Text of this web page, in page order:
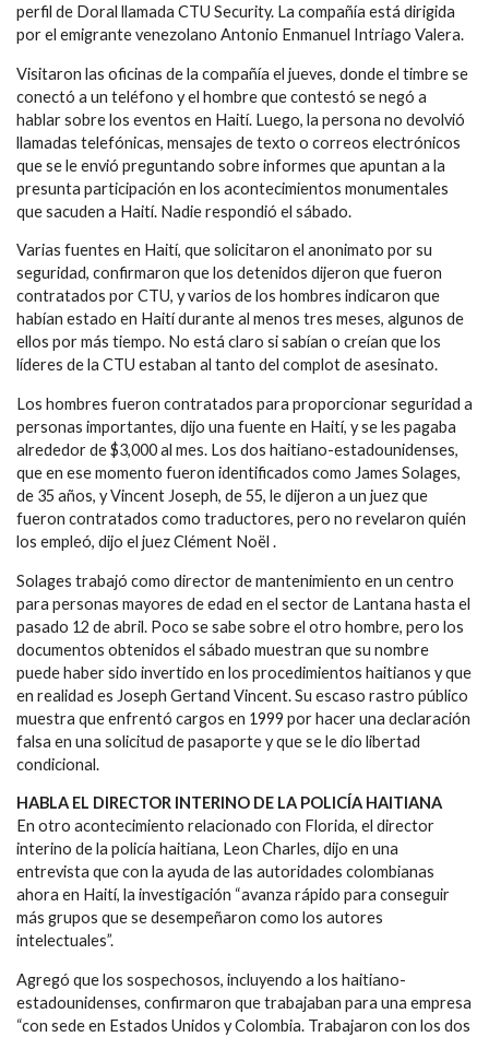
perfil de Doral llamada CTU Security. La compañía está dirigida
por el emigrante venezolano Antonio Enmanuel Intriago Valera.
Visitaron las oficinas de la compañía el jueves, donde el timbre se
conectó a un teléfono y el hombre que contestó se negó a
hablar sobre los eventos en Haití. Luego, la persona no devolvió
llamadas telefónicas, mensajes de texto o correos electrónicos
que se le envió preguntando sobre informes que apuntan a la
presunta participación en los acontecimientos monumentales
que sacuden a Haití. Nadie respondió el sábado.
Varias fuentes en Haití, que solicitaron el anonimato por su
seguridad, confirmaron que los detenidos dijeron que fueron
contratados por CTU, y varios de los hombres indicaron que
habían estado en Haití durante al menos tres meses, algunos de
ellos por más tiempo. No está claro si sabían o creían que los
líderes de la CTU estaban al tanto del complot de asesinato.
Los hombres fueron contratados para proporcionar seguridad a
personas importantes, dijo una fuente en Haití, y se les pagaba
alrededor de $3,000 al mes. Los dos haitiano-estadounidenses,
que en ese momento fueron identificados como James Solages,
de 35 años, y Vincent Joseph, de 55, le dijeron a un juez que
fueron contratados como traductores, pero no revelaron quién
los empleó, dijo el juez Clément Noël .
Solages trabajó como director de mantenimiento en un centro
para personas mayores de edad en el sector de Lantana hasta el
pasado 12 de abril. Poco se sabe sobre el otro hombre, pero los
documentos obtenidos el sábado muestran que su nombre
puede haber sido invertido en los procedimientos haitianos y que
en realidad es Joseph Gertand Vincent. Su escaso rastro público
muestra que enfrentó cargos en 1999 por hacer una declaración
falsa en una solicitud de pasaporte y que se le dio libertad
condicional.
HABLA EL DIRECTOR INTERINO DE LA POLICÍA HAITIANA
En otro acontecimiento relacionado con Florida, el director
interino de la policía haitiana, Leon Charles, dijo en una
entrevista que con la ayuda de las autoridades colombianas
ahora en Haití, la investigación “avanza rápido para conseguir
más grupos que se desempeñaron como los autores
intelectuales”.
Agregó que los sospechosos, incluyendo a los haitiano-
estadounidenses, confirmaron que trabajaban para una empresa
“con sede en Estados Unidos y Colombia. Trabajaron con los dos